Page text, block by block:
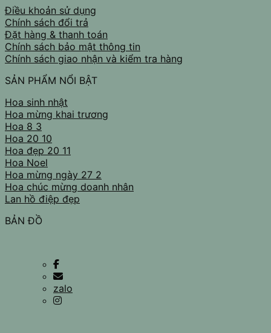
Điều khoản sử dụng
Chính sách đổi trả
Đặt hàng & thanh toán
Chính sách bảo mật thông tin
Chính sách giao nhận và kiểm tra hàng
SẢN PHẨM NỔI BẬT
Hoa sinh nhật
Hoa mừng khai trương
Hoa 8 3
Hoa 20 10
Hoa đẹp 20 11
Hoa Noel
Hoa mừng ngày 27 2
Hoa chúc mừng doanh nhân
Lan hồ điệp đẹp
BẢN ĐỒ
zalo